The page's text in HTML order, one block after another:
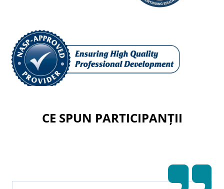
Credite de formare continuă pentru
CE SPUN PARTICIPANȚII